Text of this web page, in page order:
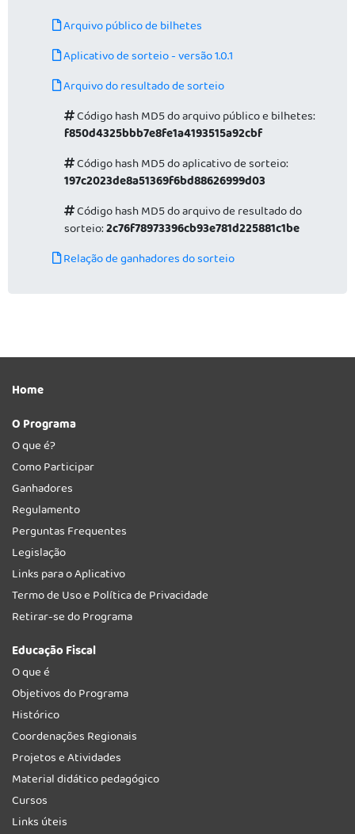
Arquivo público de bilhetes
Aplicativo de sorteio - versão 1.0.1
Arquivo do resultado de sorteio
Código hash MD5 do arquivo público e bilhetes:
f850d4325bbb7e8fe1a4193515a92cbf
Código hash MD5 do aplicativo de sorteio:
197c2023de8a51369f6bd88626999d03
Código hash MD5 do arquivo de resultado do
sorteio:2c76f78973396cb93e781d225881c1be
Relação de ganhadores do sorteio
Home
O Programa
O que é?
Como Participar
Ganhadores
Regulamento
Perguntas Frequentes
Legislação
Links para o Aplicativo
Termo de Uso e Política de Privacidade
Retirar-se do Programa
Educação Fiscal
O que é
Objetivos do Programa
Histórico
Coordenações Regionais
Projetos e Atividades
Material didático pedagógico
Cursos
Links úteis